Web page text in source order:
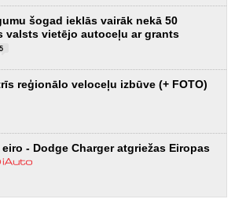
šogad ieklās vairāk nekā 50
valsts vietējo autoceļu ar grants
5
reģionālo veloceļu izbūve (+ FOTO)
eiro - Dodge Charger atgriežas Eiropas